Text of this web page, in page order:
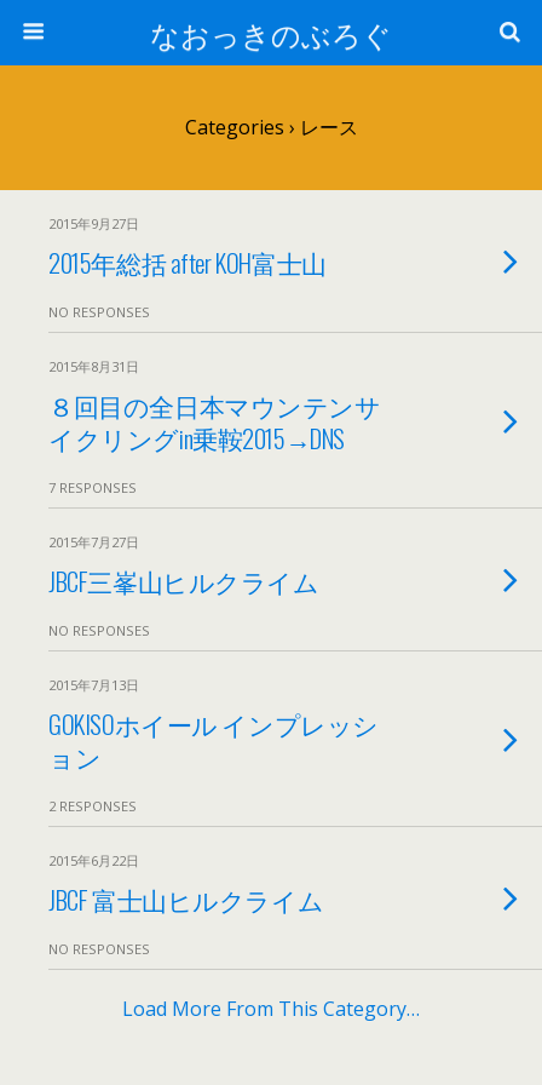
なおっきのぶろぐ
Categories › レース
2015年9月27日
2015年総括 after KOH富士山
NO RESPONSES
2015年8月31日
８回目の全日本マウンテンサ
イクリングin乗鞍2015→DNS
7 RESPONSES
2015年7月27日
JBCF三峯山ヒルクライム
NO RESPONSES
2015年7月13日
GOKISOホイール インプレッシ
ョン
2 RESPONSES
2015年6月22日
JBCF 富士山ヒルクライム
NO RESPONSES
Load More From This Category…